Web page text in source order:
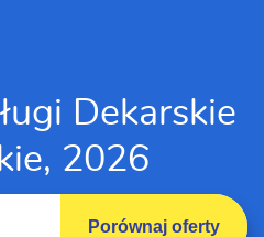
Dekarskie
2026
Porównaj oferty